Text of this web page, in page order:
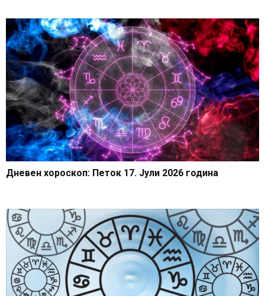
Дневен хороскоп: Петок 17. Јули 2026 година